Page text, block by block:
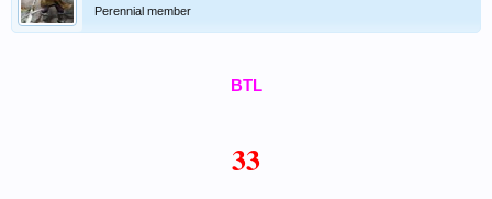
Perennial member
BTL
33